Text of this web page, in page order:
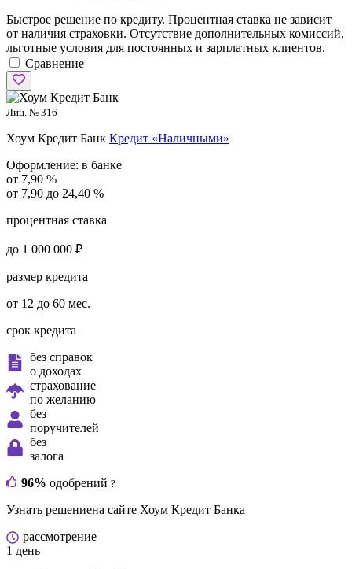
Быстрое решение по кредиту. Процентная ставка не зависит
от наличия страховки. Отсутствие дополнительных комиссий,
льготные условия для постоянных и зарплатных клиентов.
Сравнение
Лиц. № 316
Хоум Кредит Банк Кредит «Наличными»
Оформление: в банке
от 7,90 %
от 7,90 до 24,40 %
процентная ставка
до 1 000 000 ₽
размер кредита
от 12 до 60 мес.
срок кредита
без справок
о доходах
страхование
по желанию
без
поручителей
без
залога
96% одобрений ?
Узнать решениена сайте Хоум Кредит Банка
рассмотрение
1 день